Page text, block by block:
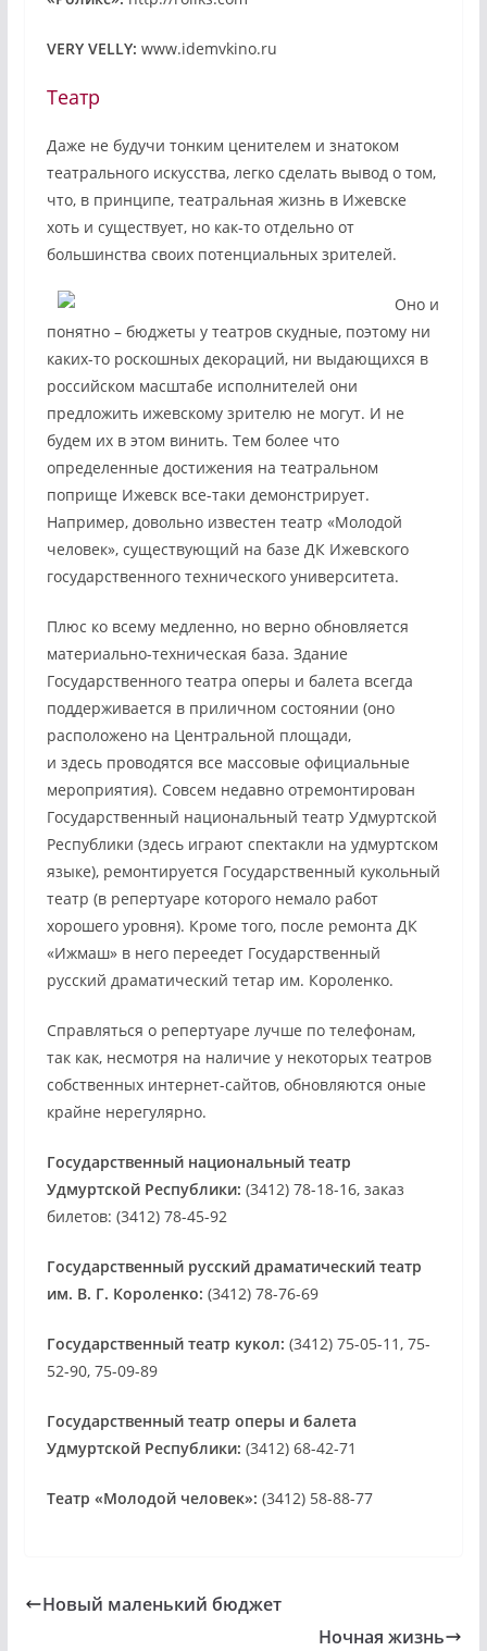
VERY VELLY: www.idemvkino.ru
Театр
Даже не будучи тонким ценителем и знатоком
театрального искусства, легко сделать вывод о том,
что, в принципе, театральная жизнь в Ижевске
хоть и существует, но как-то отдельно от
большинства своих потенциальных зрителей.
Оно и
понятно – бюджеты у театров скудные, поэтому ни
каких-то роскошных декораций, ни выдающихся в
российском масштабе исполнителей они
предложить ижевскому зрителю не могут. И не
будем их в этом винить. Тем более что
определенные достижения на театральном
поприще Ижевск все-таки демонстрирует.
Например, довольно известен театр «Молодой
человек», существующий на базе ДК Ижевского
государственного технического университета.
Плюс ко всему медленно, но верно обновляется
материально-техническая база. Здание
Государственного театра оперы и балета всегда
поддерживается в приличном состоянии (оно
расположено на Центральной площади,
и здесь проводятся все массовые официальные
мероприятия). Совсем недавно отремонтирован
Государственный национальный театр Удмуртской
Республики (здесь играют спектакли на удмуртском
языке), ремонтируется Государственный кукольный
театр (в репертуаре которого немало работ
хорошего уровня). Кроме того, после ремонта ДК
«Ижмаш» в него переедет Государственный
русский драматический тетар им. Короленко.
Справляться о репертуаре лучше по телефонам,
так как, несмотря на наличие у некоторых театров
собственных интернет-сайтов, обновляются оные
крайне нерегулярно.
Государственный национальный театр
Удмуртской Республики: (3412) 78-18-16, заказ
билетов: (3412) 78-45-92
Государственный русский драматический театр
им. В. Г. Короленко: (3412) 78-76-69
Государственный театр кукол: (3412) 75-05-11, 75-
52-90, 75-09-89
Государственный театр оперы и балета
Удмуртской Республики: (3412) 68-42-71
Театр «Молодой человек»: (3412) 58-88-77
Новый маленький бюджет
Ночная жизнь